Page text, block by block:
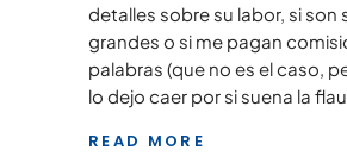
detalles sobre su labor, si son
grandes o si me pagan
palabras (que no es el caso,
lo dejo caer por si suena la
READ MORE